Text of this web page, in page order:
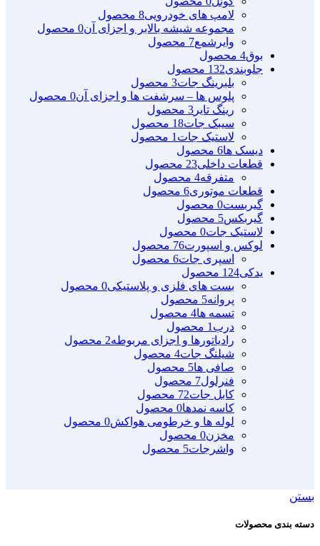
لامپ های خودرویی8 محصول
مجموعه شیشه بالابر و اجزای آن0 محصول
وایرشمع7 محصول
بوق4 محصول
جلوبندی132 محصول
بلبرینگ جات3 محصول
پلوس ها – سرشفت ها و اجزای آن0 محصول
رینگ تایر 3 محصول
سیبک جات18 محصول
لاستیک جات 1 محصول
دیسک ها6 محصول
قطعات داخلی23 محصول
متفرقه4 محصول
قطعات موتوری6 محصول
گیربست0 محصول
گیربکس5 محصول
لاستیک جات0 محصول
لوکس و اسپورت76 محصول
اسپری جات6 محصول
یدکی124 محصول
بست های فلزی و پلاستیکی0 محصول
پروانه5 محصول
تسمه ها4 محصول
درب 1 محصول
رادیاتورها و اجزای مربوطه2 محصول
شیلنگ جات4 محصول
صافی ها5 محصول
فنرلول7 محصول
کابل جات72 محصول
کاسه نمدها0 محصول
لوله ها و خرطومی هواکش0 محصول
مخزن0 محصول
واشرجات5 محصول
بستن
دسته بندی محصولات